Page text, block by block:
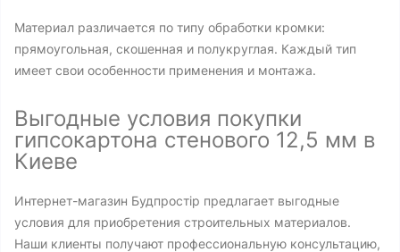
Материал различается по типу обработки кромки:
прямоугольная, скошенная и полукруглая. Каждый тип
имеет свои особенности применения и монтажа.
Выгодные условия покупки
гипсокартона стенового 12,5 мм в
Киеве
Интернет-магазин Будпростір предлагает выгодные
условия для приобретения строительных материалов.
Наши клиенты получают профессиональную консультацию,